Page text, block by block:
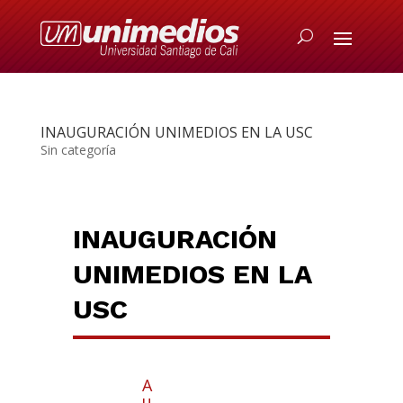
INAUGURACIÓN UNIMEDIOS EN LA USC
Sin categoría
INAUGURACIÓN
UNIMEDIOS EN LA
USC
A